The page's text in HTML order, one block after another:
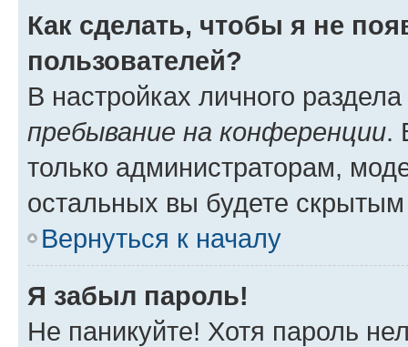
Как сделать, чтобы я не
пользователей?
В настройках личного
пребывание на конференции.
только администраторам,
остальных вы будете
Вернуться к началу
Я забыл пароль!
Не паникуйте! Хотя пароль